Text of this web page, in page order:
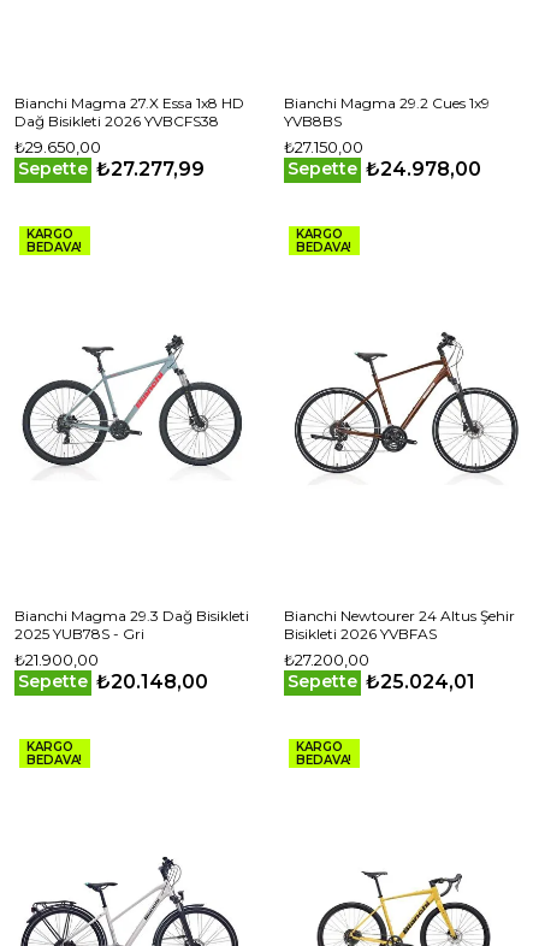
Bianchi Magma 27.X Essa 1x8 HD
Dağ Bisikleti 2026 YVBCFS38
₺29.650,00
Sepette ₺27.277,99
Bianchi Magma 29.2 Cues 1x9
YVB8BS
₺27.150,00
Sepette ₺24.978,00
KARGO
BEDAVA!
Bianchi Magma 29.3 Dağ Bisikleti
2025 YUB78S - Gri
₺21.900,00
Sepette ₺20.148,00
KARGO
BEDAVA!
Bianchi Newtourer 24 Altus Şehir
Bisikleti 2026 YVBFAS
₺27.200,00
Sepette ₺25.024,01
KARGO
BEDAVA!
KARGO
BEDAVA!